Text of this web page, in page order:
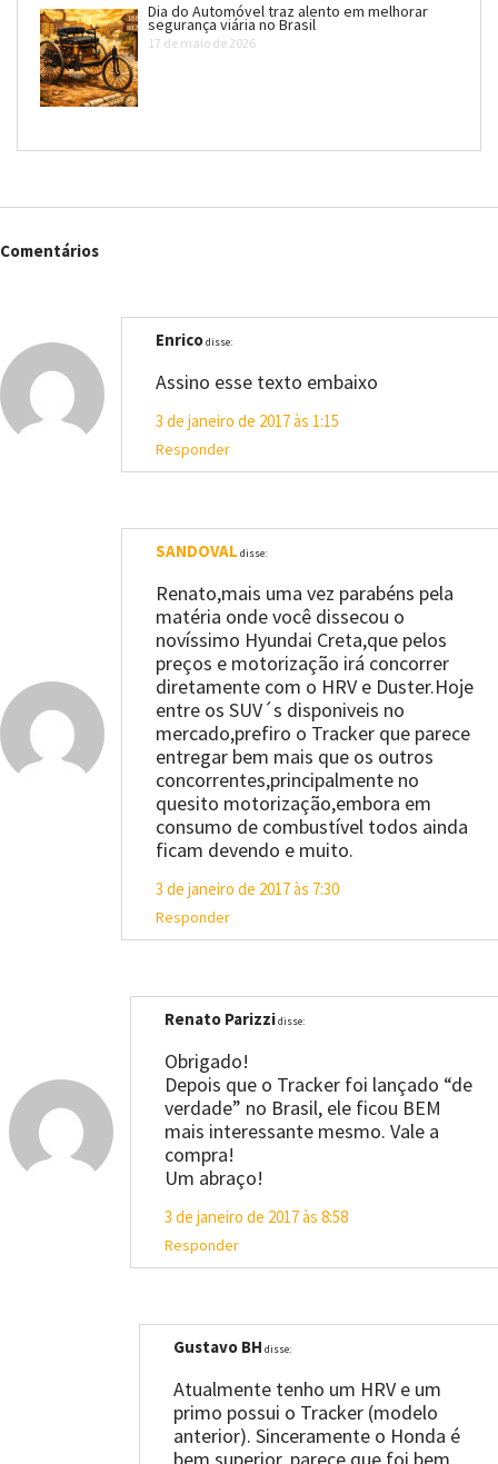
Dia do Automóvel traz alento em melhorar
segurança viária no Brasil
17 de maio de 2026
Comentários
Enricodisse:
Assino esse texto embaixo
3 de janeiro de 2017 às 1:15
Responder
SANDOVAL disse:
Renato,mais uma vez parabéns pela
matéria onde você dissecou o
novíssimo Hyundai Creta,que pelos
preços e motorização irá concorrer
diretamente com o HRV e Duster.Hoje
entre os SUV´s disponiveis no
mercado,prefiro o Tracker que parece
entregar bem mais que os outros
concorrentes,principalmente no
quesito motorização,embora em
consumo de combustível todos ainda
ficam devendo e muito.
3 de janeiro de 2017 às 7:30
Responder
Renato Parizzidisse:
Obrigado!
Depois que o Tracker foi lançado “de
verdade” no Brasil, ele ficou BEM
mais interessante mesmo. Vale a
compra!
Um abraço!
3 de janeiro de 2017 às 8:58
Responder
Gustavo BH disse:
Atualmente tenho um HRV e um
primo possui o Tracker (modelo
anterior). Sinceramente o Honda é
bem superior, parece que foi bem